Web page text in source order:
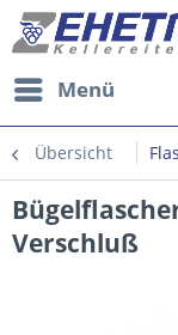
Menü
Übersicht
Verschluß